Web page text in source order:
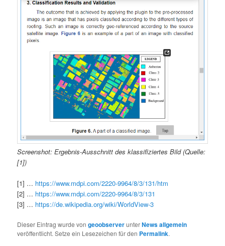
Screenshot: Ergebnis-Ausschnitt des klassifiziertes Bild (Quelle:
[1])
[1] … https://www.mdpi.com/2220-9964/8/3/131/htm
[2] … https://www.mdpi.com/2220-9964/8/3/131
[3] … https://de.wikipedia.org/wiki/WorldView-3
Dieser Eintrag wurde vongeoobserverunterNews allgemein
veröffentlicht. Setze ein Lesezeichen für den Permalink.